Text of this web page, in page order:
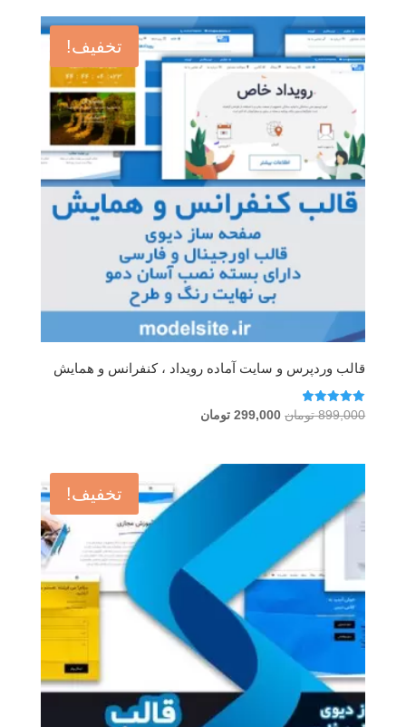
است.
تخفیف!
قالب وردپرس و سایت آماده رویداد ، کنفرانس و همایش
امتیاز
5.00
899,000 تومان قیمت
299,000 تومانقیمت
است.
تخفیف!